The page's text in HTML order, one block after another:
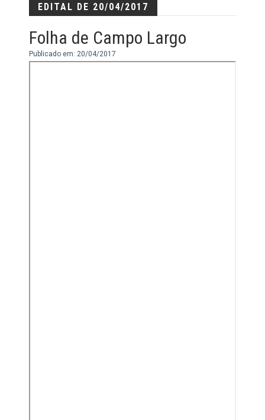
EDITAL DE 20/04/2017
Folha de Campo Largo
Publicado em: 20/04/2017